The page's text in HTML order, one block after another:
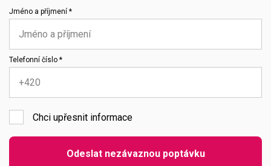
Jméno a příjmení *
Telefonní číslo *
Chci upřesnit informace
Emailová adresa
Odeslat nezávaznou poptávku